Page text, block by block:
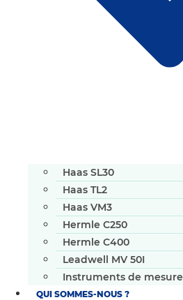
Haas SL30
Haas TL2
Haas VM3
Hermle C250
Hermle C400
Leadwell MV 50I
Instruments de mesure
QUI SOMMES-NOUS ?